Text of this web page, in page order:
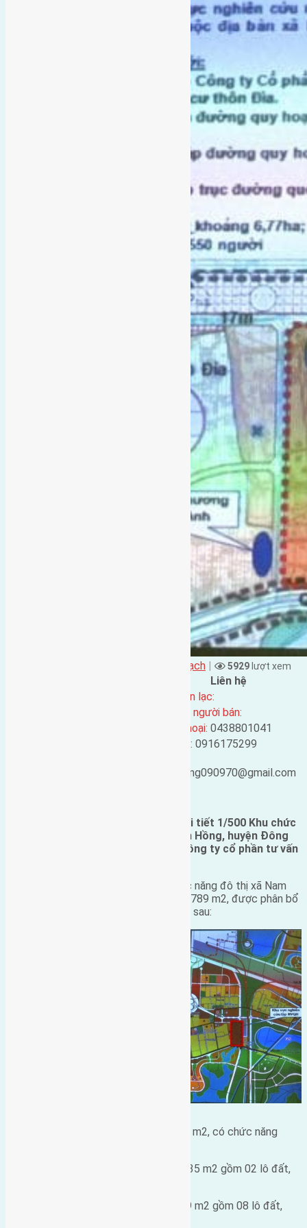
Quy Hoạch | 5929 lượt xem
Liên hệ
Tên liên lạc:
Địa chỉ người bán:
Điện thoại: 0438801041
Mobile: 0916175299
ducgiang090970@gmail.com
chi tiết 1/500 Khu chức
năng đô thị xã Nam Hồng tại xã Nam Hồng, huyện Đông
Anh với diện tích khoảng 6,7ha do Công ty cổ phần tư vấn
Theo quy hoạch được duyệt, Khu chức năng đô thị xã Nam
Hồng có tổng diện tích đất khoảng 67.789 m2, được phân bổ
quỹ đất theo các nhóm chức năng như sau:
Đất hỗn hợp có diện tích khoảng 1.332 m2, có chức năng
Đất ở biệt thự có diện tích khoảng 3.835 m2 gồm 02 lô đất,
Đất ở liên kế có diện tích khoảng 9.199 m2 gồm 08 lô đất,